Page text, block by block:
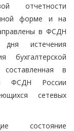
отчетности
форме и на
в ФСДН
истечения
бухгалтерской
в
ФСДН России
сетевых
состояние